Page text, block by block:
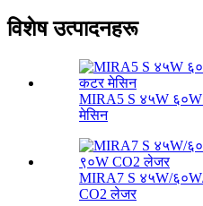
विशेष उत्पादनहरू
MIRA5 S ४५W
मेसिन
MIRA7 S ४५W/
CO2 लेजर